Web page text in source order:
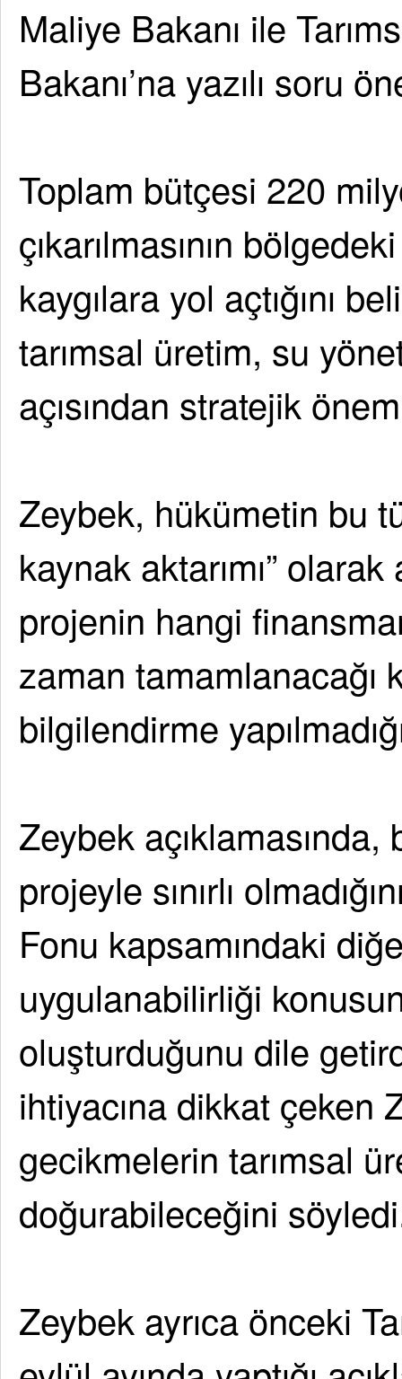
Maliye Bakanı ile
Bakanı’na yazılı soru
Toplam bütçesi 220
çıkarılmasının
kaygılara yol açtığını
tarımsal üretim, su
açısından stratejik önem
Zeybek, hükümetin bu
kaynak aktarımı” olarak
projenin hangi
zaman tamamlanacağı
bilgilendirme
Zeybek
projeyle sınırlı
Fonu kapsamındaki
uygulanabilirliği
oluşturduğunu dile
ihtiyacına dikkat çeken
gecikmelerin tarımsal
doğurabileceğini
Zeybek ayrıca önceki